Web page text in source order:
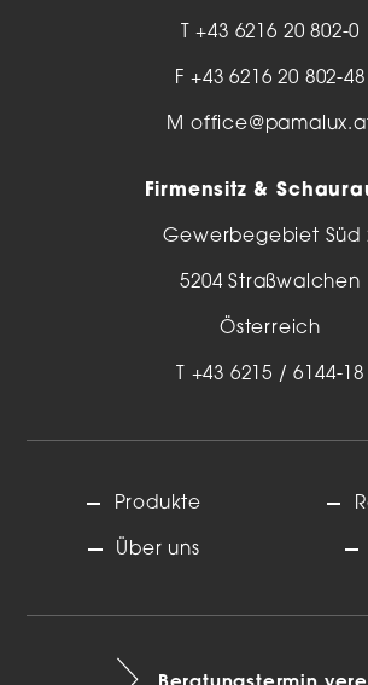
T+43 6216 20 802-0
F +43 6216 20 802-48
M
Firmensitz &
Gewerbegebiet Süd
5204 Straßwalchen
Österreich
+43 6215 / 6144-18
Produkte
Über uns